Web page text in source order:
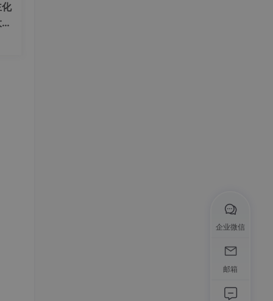
企业微信
邮箱